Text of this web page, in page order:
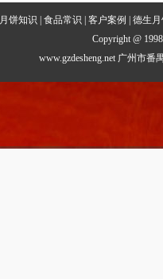
月饼知识 食品常识 客户案例
德生
Copyright @
www.gzdesheng.net 广州市番